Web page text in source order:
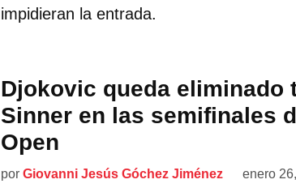
impidieran la entrada.
Djokovic queda eliminado
Sinner en las semifinales
Open
por Giovanni Jesús Góchez Jiménez enero